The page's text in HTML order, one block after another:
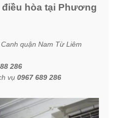
hòa tại Phương
quận Nam Từ Liêm
286
vụ 0967 689 286